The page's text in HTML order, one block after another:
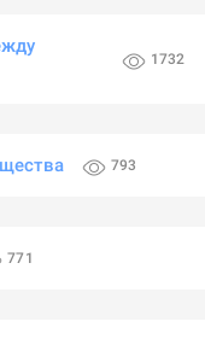
1732
793
771